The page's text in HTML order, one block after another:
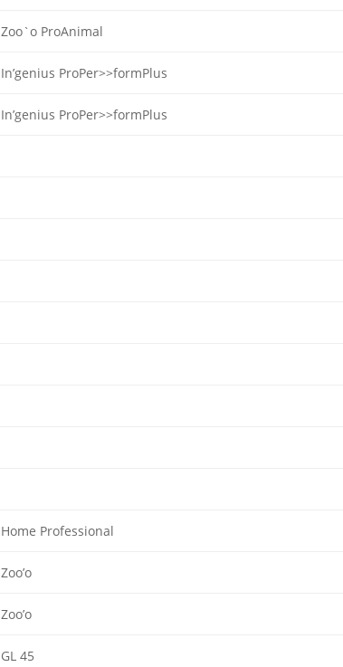
Zoo`o ProAnimal
In’genius ProPer>>formPlus
In’genius ProPer>>formPlus
Home Professional
Zoo’o
Zoo’o
GL 45